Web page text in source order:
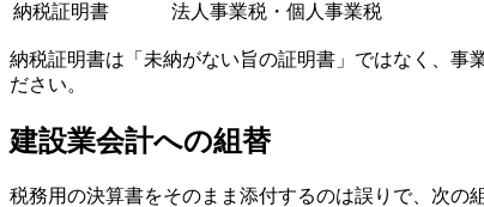
納税証明書
法人事業税・個人事業税
納税証明書は「未納がない旨の証明書」ではなく、事
ださい。
建設業会計への組替
税務用の決算書をそのまま添付するのは誤りで、次の